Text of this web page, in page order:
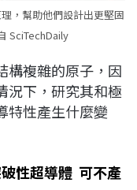
，幫助他們設計出更堅固
SciTechDaily
構複雜的原子，因
況下，研究其和極
特性產生什麼變
性超導體 可不產